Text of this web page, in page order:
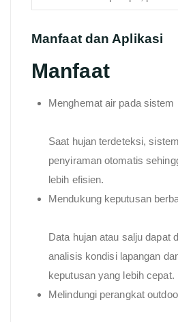
Manfaat dan Aplikasi
Manfaat
Menghemat air pada sistem
Saat hujan terdeteksi,
penyiraman otomatis
lebih efisien.
Mendukung keputusan
Data hujan atau salju dapat
analisis kondisi lapangan
keputusan yang lebih cepat.
Melindungi perangkat